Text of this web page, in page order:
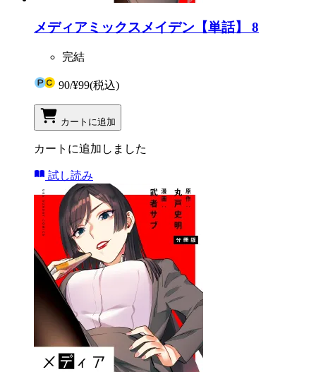
メディアミックスメイデン【単話】 8
完結
90/¥99(税込)
カートに追加
カートに追加しました
試し読み